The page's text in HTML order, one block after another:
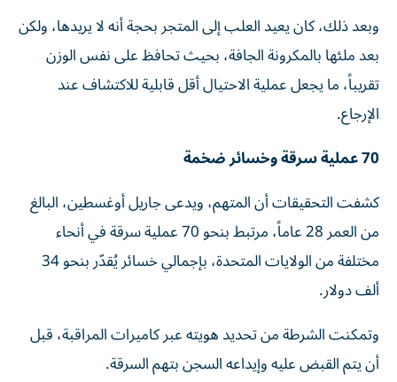
وبعد ذلك، كان يعيد العلب إلى المتجر بحجة أنه لا يريدها، ولكن
بعد ملئها بالمكرونة الجافة، بحيث تحافظ على نفس الوزن
تقريباً، ما يجعل عملية الاحتيال أقل قابلية للاكتشاف عند
الإرجاع.
70 عملية سرقة وخسائر ضخمة
كشفت التحقيقات أن المتهم، ويدعى جاريل أوغسطين، البالغ
من العمر 28 عاماً، مرتبط بنحو 70 عملية سرقة في أنحاء
مختلفة من الولايات المتحدة، بإجمالي خسائر يُقدّر بنحو 34
ألف دولار.
وتمكنت الشرطة من تحديد هويته عبر كاميرات المراقبة، قبل
أن يتم القبض عليه وإيداعه السجن بتهم السرقة.